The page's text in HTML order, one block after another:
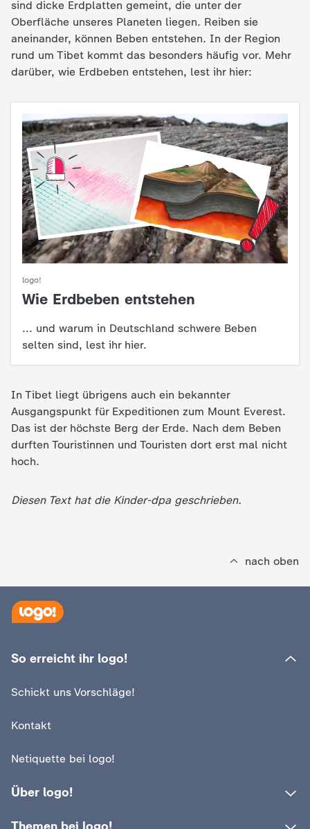
c
h
sind dicke Erdplatten gemeint, die unter der
Oberfläche unseres Planeten liegen. Reiben sie
aneinander, können Beben entstehen. In der Region
rund um Tibet kommt das besonders häufig vor. Mehr
darüber, wie Erdbeben entstehen, lest ihr hier:
logo!
:
Wie Erdbeben entstehen
... und warum in Deutschland schwere Beben
selten sind, lest ihr hier.
In Tibet liegt übrigens auch ein bekannter
Ausgangspunkt für Expeditionen zum Mount Everest.
Das ist der höchste Berg der Erde. Nach dem Beben
durften Touristinnen und Touristen dort erst mal nicht
hoch.
Diesen Text hat die Kinder-dpa geschrieben.
nach oben
So erreicht ihr logo!
Schickt uns Vorschläge!
Kontakt
Netiquette bei logo!
Über logo!